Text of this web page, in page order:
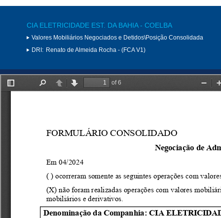
CIA ELETRICIDADE EST. DA BAHIA - COELBA
Valores Mobiliários Negociados e Detidos\Posição Consolidada
DRI: Renato de Almeida Rocha - (FCA V1)